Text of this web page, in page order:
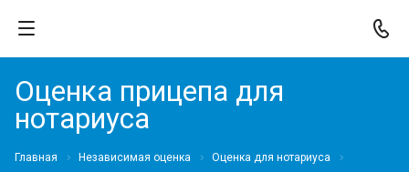
Оценка прицепа для
нотариуса
Главная Независимая оценка
Оценка для нотариуса